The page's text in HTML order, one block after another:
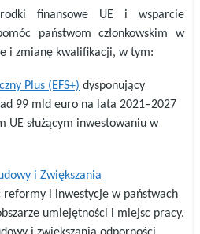
finansowe UE i wsparcie
państwom członkowskim w
i zmianę kwalifikacji, w tym:
Plus (EFS+) dysponujący
99 mld euro na lata 2021–2027
UE służącym inwestowaniu w
i Zwiększania
reformy i inwestycje w państwach
umiejętności i miejsc pracy.